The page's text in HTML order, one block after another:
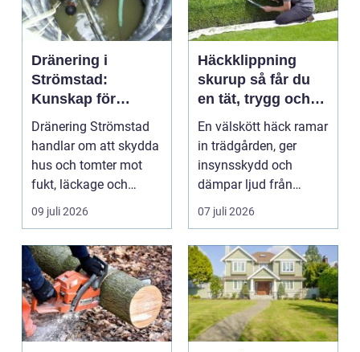
Dränering i
Strömstad:
Kunskap för
tryggare
husgrunder
Dränering Strömstad
handlar om att skydda
hus och tomter mot
fukt, läckage och
l&arin...
09 juli 2026
Häckklippning
skurup så får du
en tät, trygg och
snygg häck året
runt
En välskött häck ramar
in trädgården, ger
insynsskydd och
dämpar ljud från
vägen. Samtidigt kan
häck...
07 juli 2026